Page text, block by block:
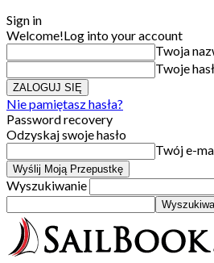
Sign in
Welcome!Log into your account
Twoja
Twoje
Nie pamiętasz hasła?
Password recovery
Odzyskaj swoje hasło
Twój e-
Wyszukiwanie